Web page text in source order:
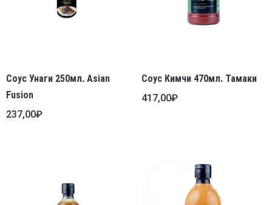
Соус Унаги 250мл. Asian
Fusion
237,00₽
Соус Кимчи 470мл. Тамаки
417,00₽